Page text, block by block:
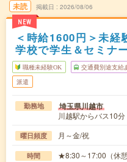
未読
NEW
掲載日 2026/08/06
＜時給1600円＞未経
学校で学生＆セミナ
職種未経験OK 交通費別途支給
派遣
勤務地 埼玉県川越市
川越駅からバス10分
曜日頻度 月～金/祝
時間 ★8:30～17:00（休